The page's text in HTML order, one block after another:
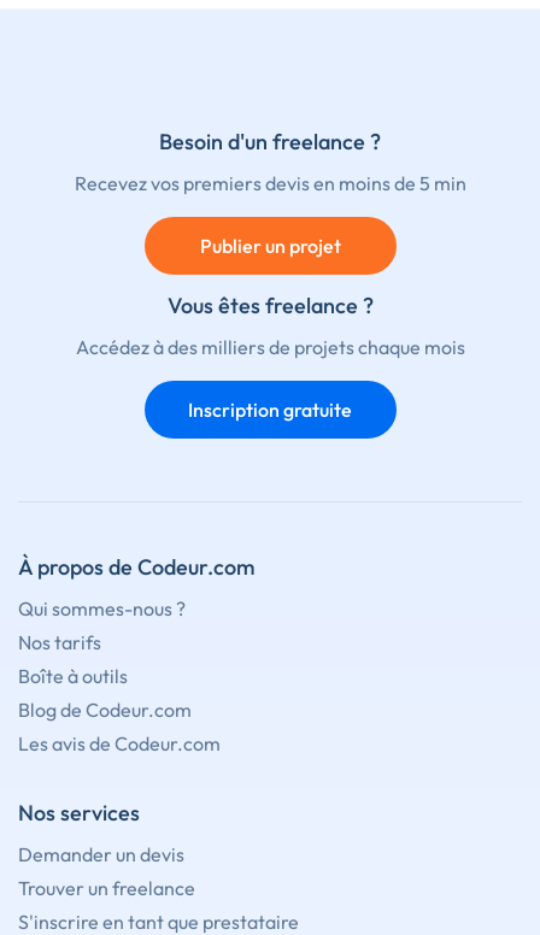
Besoin d'un freelance ?
Recevez vos premiers devis en moins de 5 min
Publier un projet
Vous êtes freelance ?
Accédez à des milliers de projets chaque mois
Inscription gratuite
À propos de Codeur.com
Qui sommes-nous ?
Nos tarifs
Boîte à outils
Blog de Codeur.com
Les avis de Codeur.com
Nos services
Demander un devis
Trouver un freelance
S'inscrire en tant que prestataire